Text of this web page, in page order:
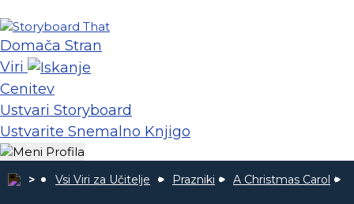
Domača Stran
Viri
Cenitev
Ustvari Storyboard
Ustvarite Snemalno Knjigo
Vsi Viri za Učitelje Prazniki A Christmas Carol